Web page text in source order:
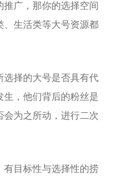
广，那你的选择空间
、生活类等大号资源都
择的大号是否具有代
生，他们背后的粉丝是
会为之所动，进行二次
目标性与选择性的捞